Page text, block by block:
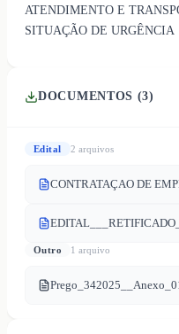
ATENDIMENTO E
SITUAÇÃO DE URGÊNCIA
DOCUMENTOS (3)
Edital 2 arquivos
Outro 1 arquivo